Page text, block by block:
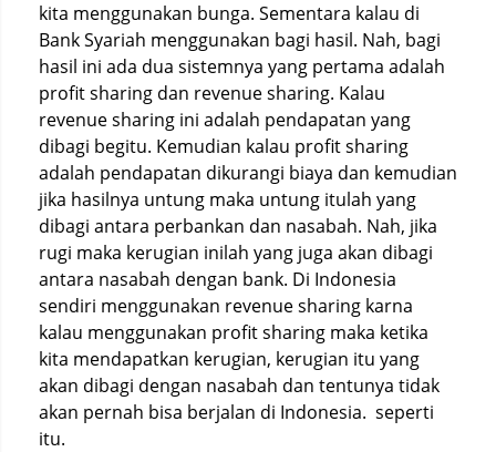
kita menggunakan bunga. Sementara kalau di
Bank Syariah menggunakan bagi hasil. Nah, bagi
hasil ini ada dua sistemnya yang pertama adalah
profit sharing dan revenue sharing. Kalau
revenue sharing ini adalah pendapatan yang
dibagi begitu. Kemudian kalau profit sharing
adalah pendapatan dikurangi biaya dan kemudian
jika hasilnya untung maka untung itulah yang
dibagi antara perbankan dan nasabah. Nah, jika
rugi maka kerugian inilah yang juga akan dibagi
antara nasabah dengan bank. Di Indonesia
sendiri menggunakan revenue sharing karna
kalau menggunakan profit sharing maka ketika
kita mendapatkan kerugian, kerugian itu yang
akan dibagi dengan nasabah dan tentunya tidak
akan pernah bisa berjalan di Indonesia. seperti
itu.